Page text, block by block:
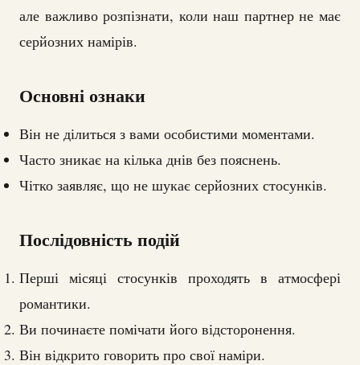
але важливо розпізнати, коли наш партнер не має
серйозних намірів.
Основні ознаки
Він не ділиться з вами особистими моментами.
Часто зникає на кілька днів без пояснень.
Чітко заявляє, що не шукає серйозних стосунків.
Послідовність подій
Перші місяці стосунків проходять в атмосфері
романтики.
Ви починаєте помічати його відсторонення.
Він відкрито говорить про свої наміри.